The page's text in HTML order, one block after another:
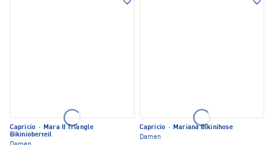
Capricio · Mara II Triangle
Bikinioberteil
Capricio · Mariana Bikinihose
Damen